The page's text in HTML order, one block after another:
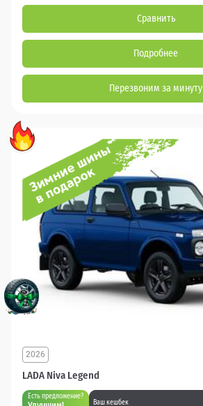
Сравнить
Подробнее
Перезвоним за минуту
LADA Niva Legend
2026
Есть предложение?
Ваш кешбек